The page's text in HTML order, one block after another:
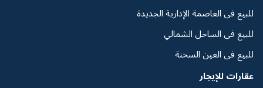
للبيع فى العاصمة الإدارية الجديدة
للبيع فى الساحل الشمالي
للبيع فى العين السخنة
عقارات للإيجار